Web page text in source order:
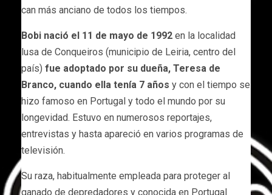
can más anciano de todos los tiempos.
Bobi nació el 11 de mayo de 1992 en la localidad
lusa de Conqueiros (municipio de Leiria, centro del
país) fue adoptado por su dueña, Teresa de
Branco, cuando ella tenía 7 años y con el tiempo se
hizo famoso en Portugal y todo el mundo por su
longevidad. Estuvo en numerosos reportajes,
entrevistas y hasta apareció en varios programas de
televisión.
Su raza, habitualmente empleada para proteger al
ganado de depredadores y conocida en Portugal